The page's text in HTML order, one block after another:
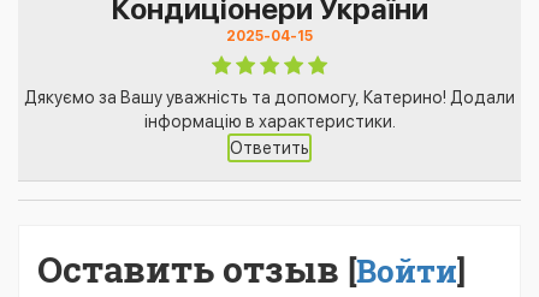
Кондиціонери України
2025-04-15
Дякуємо за Вашу уважність та допомогу, Катерино! Додали
інформацію в характеристики.
Ответить
Оставить отзыв [Войти]